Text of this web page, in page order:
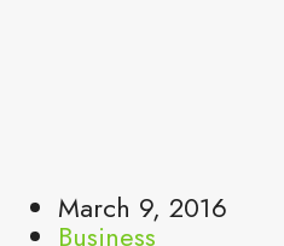
March 9, 2016
Business